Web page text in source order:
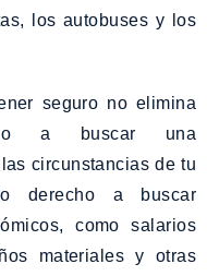
los autobuses y los
seguro no elimina
a buscar una
circunstancias de tu
derecho a buscar
como salarios
materiales y otras